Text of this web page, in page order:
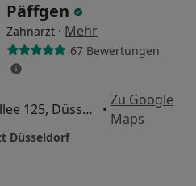
Päffgen
Zahnarzt · Mehr
67 Bewertungen
Grafenberger Allee 125, Düsseldorf •
Zu Google
Maps
Düsseldorf